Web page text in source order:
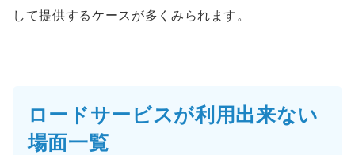
して提供するケースが多くみられます。
ロードサービスが利用出来ない
場面一覧